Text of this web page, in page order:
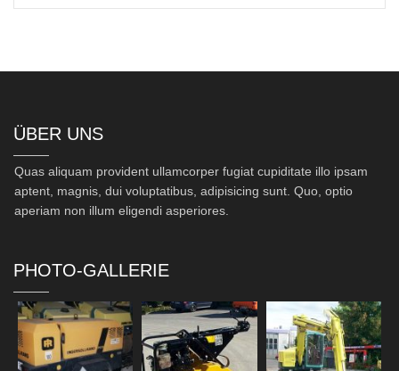
ÜBER UNS
Quas aliquam provident ullamcorper fugiat cupiditate illo ipsam
aptent, magnis, dui voluptatibus, adipisicing sunt. Quo, optio
aperiam non illum eligendi asperiores.
PHOTO-GALLERIE